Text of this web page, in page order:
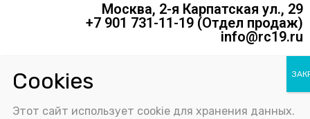
Москва, 2-я Карпатская ул., 29
+7 901 731-11-19 (Отдел продаж)
info@rc19.ru
Политика конфиденциальности
Соглашение об использовании Cookie-файлов
Этот сайт использует cookie для хранения данных.